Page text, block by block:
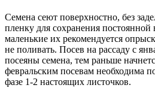
Семена сеют поверхностно, без
пленку для сохранения
маленькие их рекомендуется
не поливать. Посев на рассаду с
посеяны семена, тем раньше
февральским посевам необходима
фазе 1-2 настоящих листочков.